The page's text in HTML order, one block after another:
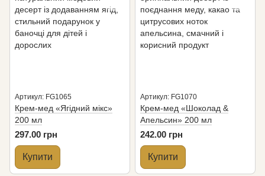
Артикул: FG1065
Крем-мед «Ягідний мікс»
200 мл
297.00 грн
Купити
Артикул: FG1070
Крем-мед «Шоколад &
Апельсин» 200 мл
242.00 грн
Купити